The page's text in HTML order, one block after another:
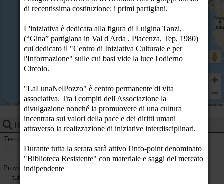
20
22
23
GIANOLA" - BELLARIA IGEA MARINA (RN)
Ricerca eventi
Testo
Provincia
di recentissima costituzione: i primi partigiani.
L'iniziativa è dedicata alla figura di Luigina Tanzi,
(“Gina” partigiana in Val d'Arda , Piacenza, Tep, 1980)
cui dedicato il "Centro di Iniziativa Culturale e per
l'Informazione" sulle cui basi vide la luce l'odierno
Circolo.
"LaLunaNelPozzo" è centro permanente di vita
associativa. Tra i compiti dell'Associazione la
divulgazione nonché la promuovere di una cultura
incentrata sui valori della pace e dei diritti umani
attraverso la realizzazione di iniziative interdisciplinari.
Durante tutta la serata sarà attivo l'info-point denominato
"Biblioteca Resistente" con materiale e saggi del mercato
indipendente